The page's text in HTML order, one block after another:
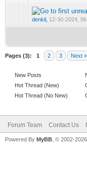
denkil 12-30-2024,
0
Pages (3): 1 2 3 Next »
New Posts
Hot Thread (New)
Hot Thread (No New)
Forum Team Contact Us
Powered By MyBB , © 2002-2026